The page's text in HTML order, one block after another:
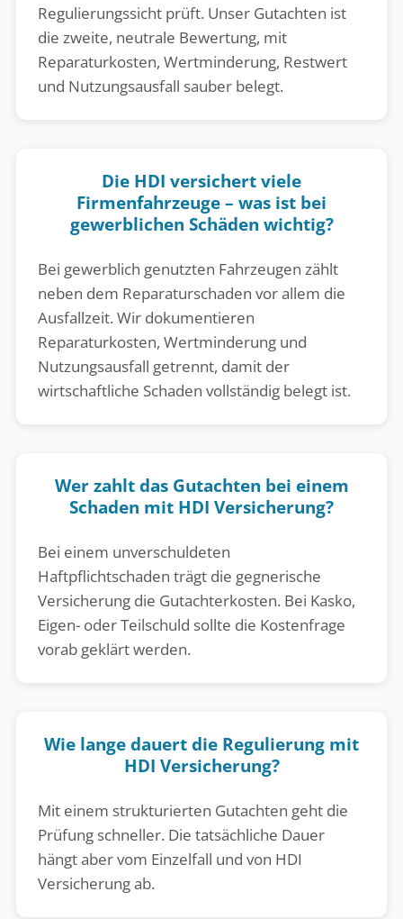
Regulierungssicht prüft. Unser Gutachten ist
die zweite, neutrale Bewertung, mit
Reparaturkosten, Wertminderung, Restwert
und Nutzungsausfall sauber belegt.
Die HDI versichert viele
Firmenfahrzeuge – was ist bei
gewerblichen Schäden wichtig?
Bei gewerblich genutzten Fahrzeugen zählt
neben dem Reparaturschaden vor allem die
Ausfallzeit. Wir dokumentieren
Reparaturkosten, Wertminderung und
Nutzungsausfall getrennt, damit der
wirtschaftliche Schaden vollständig belegt ist.
Wer zahlt das Gutachten bei einem
Schaden mit HDI Versicherung?
Bei einem unverschuldeten
Haftpflichtschaden trägt die gegnerische
Versicherung die Gutachterkosten. Bei Kasko,
Eigen- oder Teilschuld sollte die Kostenfrage
vorab geklärt werden.
Wie lange dauert die Regulierung mit
HDI Versicherung?
Mit einem strukturierten Gutachten geht die
Prüfung schneller. Die tatsächliche Dauer
hängt aber vom Einzelfall und von HDI
Versicherung ab.